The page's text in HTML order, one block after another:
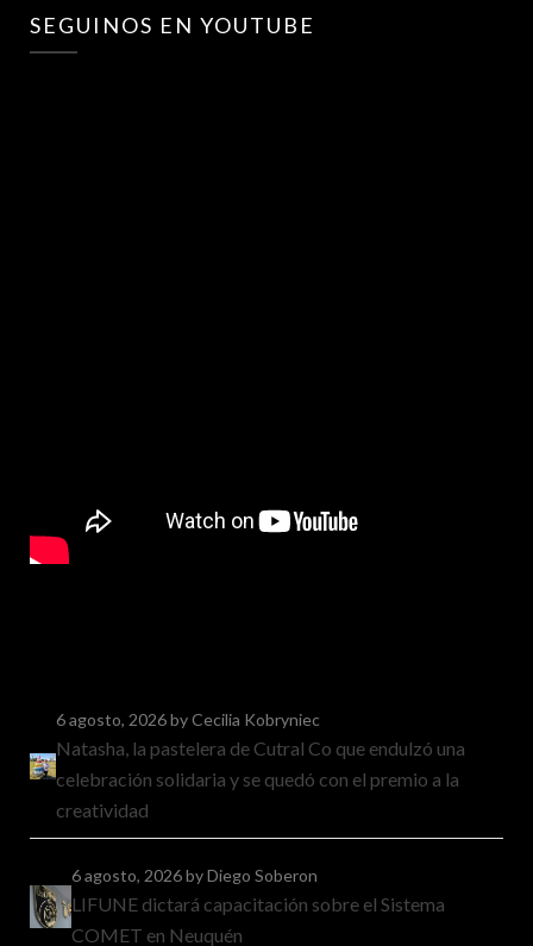
SEGUINOS EN YOUTUBE
6 agosto, 2026by Cecilia Kobryniec
Natasha, la pastelera de Cutral Co que endulzó una
celebración solidaria y se quedó con el premio a la
creatividad
6 agosto, 2026by Diego Soberon
LIFUNE dictará capacitación sobre el Sistema
COMET en Neuquén